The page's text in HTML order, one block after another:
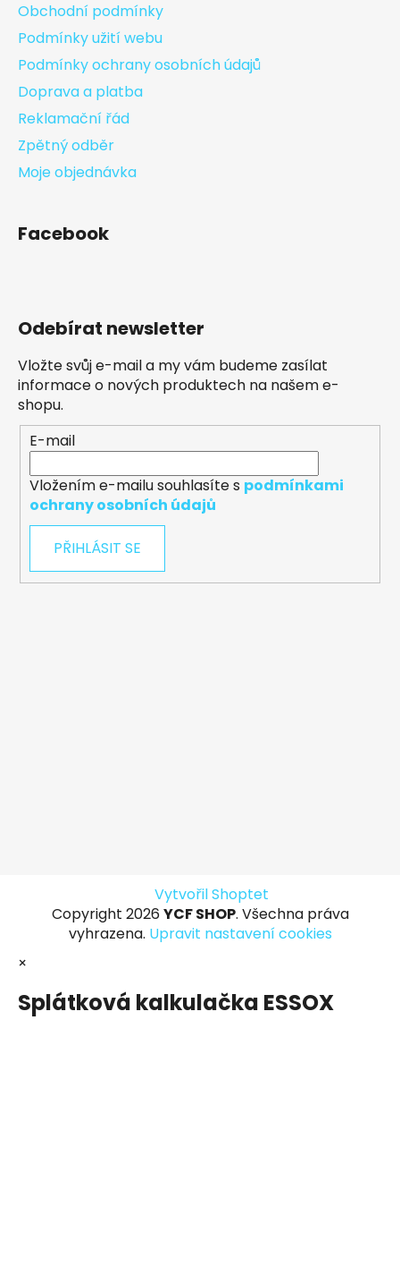
Obchodní podmínky
Podmínky užití webu
Podmínky ochrany osobních údajů
Doprava a platba
Reklamační řád
Zpětný odběr
Moje objednávka
Facebook
Odebírat newsletter
Vložte svůj e-mail a my vám budeme zasílat
informace o nových produktech na našem e-
shopu.
E-mail
Vložením e-mailu souhlasíte s podmínkami
ochrany osobních údajů
PŘIHLÁSIT SE
Vytvořil Shoptet
Copyright 2026 YCF SHOP. Všechna práva
vyhrazena. Upravit nastavení cookies
×
Splátková kalkulačka ESSOX